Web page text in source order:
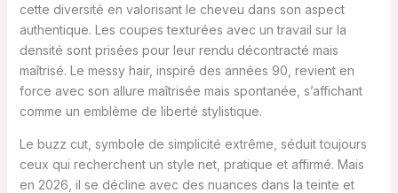
cette diversité en valorisant le cheveu dans son aspect
authentique. Les coupes texturées avec un travail sur la
densité sont prisées pour leur rendu décontracté mais
maîtrisé. Le messy hair, inspiré des années 90, revient en
force avec son allure maîtrisée mais spontanée, s’affichant
comme un emblème de liberté stylistique.
Le buzz cut, symbole de simplicité extrême, séduit toujours
ceux qui recherchent un style net, pratique et affirmé. Mais
en 2026, il se décline avec des nuances dans la teinte et